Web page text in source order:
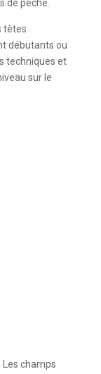
de pêche.
têtes
débutants ou
techniques et
sur le
Les champs